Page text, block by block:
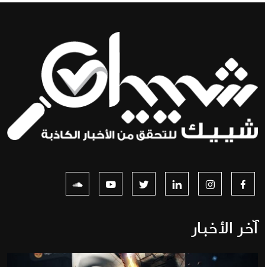
آخر الأخبار